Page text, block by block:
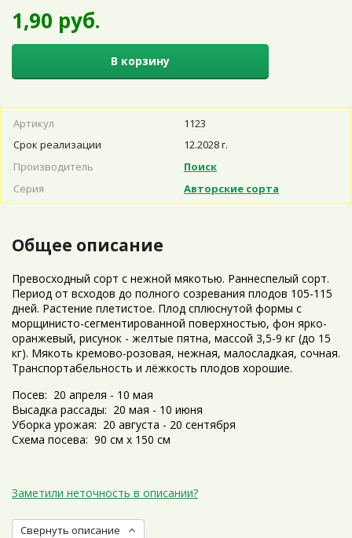
1,90 руб.
В корзину
Артикул
1123
Срок реализации
12.2028 г.
Производитель
Поиск
Серия
Авторские сорта
Общее описание
Превосходный сорт с нежной мякотью. Раннеспелый сорт.
Период от всходов до полного созревания плодов 105-115
дней. Растение плетистое. Плод сплюснутой формы с
морщинисто-сегментированной поверхностью, фон ярко-
оранжевый, рисунок - желтые пятна, массой 3,5-9 кг (до 15
кг). Мякоть кремово-розовая, нежная, малосладкая, сочная.
Транспортабельность и лёжкость плодов хорошие.
Посев: 20 апреля - 10 мая
Высадка рассады: 20 мая - 10 июня
Уборка урожая: 20 августа - 20 сентября
Схема посева: 90 см х 150 см
Заметили неточность в описании?
Свернуть описание